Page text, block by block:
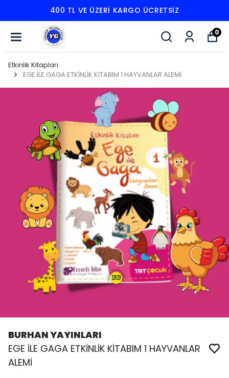
400 TL VE ÜZERI KARGO ÜCRETSIZ
0
Etkinlik Kitapları
EGE İLE GAGA ETKİNLİK KİTABIM 1 HAYVANLAR ALEMİ
BURHAN YAYINLARI
EGE İLE GAGA ETKİNLİK KİTABIM 1 HAYVANLAR
ALEMİ